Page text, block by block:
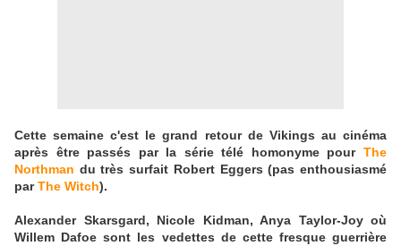
Cette semaine c'est le grand retour de Vikings au cinéma
après être passés par la série télé homonyme pour The
Northman du très surfait Robert Eggers (pas enthousiasmé
parThe Witch).
Alexander Skarsgard, Nicole Kidman, Anya Taylor-Joy où
Willem Dafoe sont les vedettes de cette fresque guerrière